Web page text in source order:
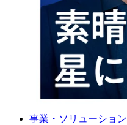
事業・ソリューション